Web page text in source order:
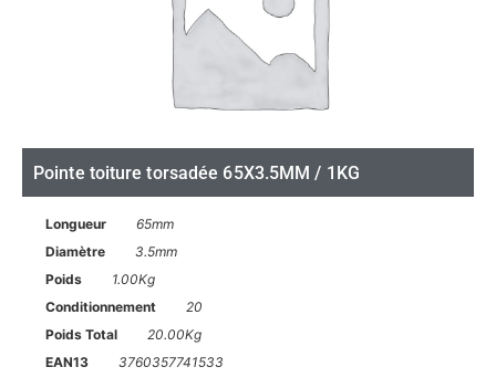
Pointe toiture torsadée 65X3.5MM / 1KG
Longueur
65mm
Diamètre
3.5mm
Poids
1.00Kg
Conditionnement
20
Poids Total
20.00Kg
EAN13
3760357741533